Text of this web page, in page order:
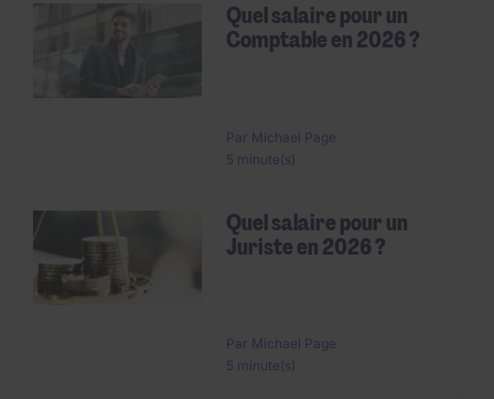
Quel salaire pour un
Comptable en 2026 ?
Par Michael Page
5 minute(s)
Quel salaire pour un
Juriste en 2026 ?
Par Michael Page
5 minute(s)